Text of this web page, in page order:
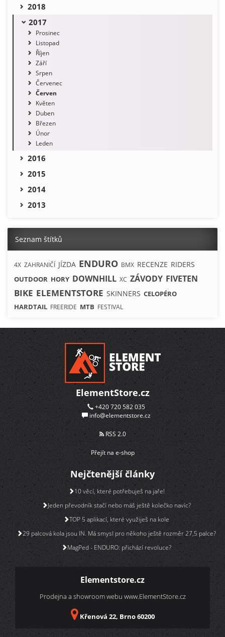
2018
2017
Prosinec
Listopad
Říjen
Září
Srpen
Červenec
Červen
Květen
Duben
Březen
Únor
Leden
2016
2015
2014
2013
Seznam štítků
4X ZAHRANIČÍ JÍZDA ENDURO BMX RECENZE RIDERS
OUTDOOR HORY DOWNHILL XC ZÁVODY FIVETEN
BIKE ELEMENTSTORE SKINNERS CELOPÉRO
HARDTAIL FREERIDE MTB FESTIVAL
ElementStore.cz
+420 720 582 035
info@elementstore.cz
RSS 2.0
Přejít na e-shop
Nejčtenější články
10 věcí, které potřebuješ na jaře!
Jeden převodník stačí nebo máš ještě kolečko navíc?
TOP 5 aplikací, které využiješ na kole
29 palcová kola jsou IN. Má smysl pro někoho ještě rozměr 27,5 palce?
MagPed - ENDURO: přichází revoluce?
Elementstore.cz
Prodejna a showroom webu www.ElementStore.cz
Křenová 22, Brno 60200